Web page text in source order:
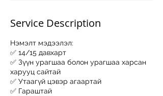
Service Description
Нэмэлт мэдээлэл:
✅ 14/15 давхарт
✅ Зүүн урагшаа болон урагшаа харсан
харууц сайтай
✅ Утаагүй цэвэр агаартай
✅ Гараштай